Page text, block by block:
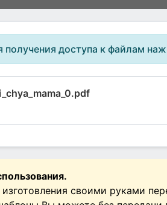
получения доступа к файлам
своими руками